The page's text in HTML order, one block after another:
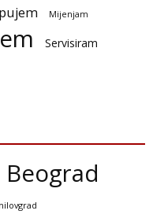
Mijenjam
Servisiram
Beograd